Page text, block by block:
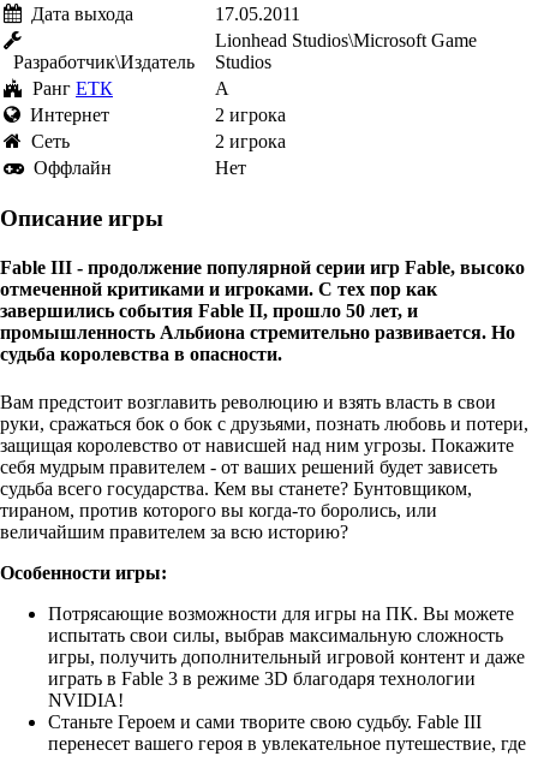
Дата выхода
17.05.2011
Разработчик\Издатель
Lionhead Studios\Microsoft Game
Studios
Ранг ЕТК
A
Интернет
2 игрока
Cеть
2 игрока
Оффлайн
Нет
Описание игры
Fable III - продолжение популярной серии игр Fable, высоко
отмеченной критиками и игроками. С тех пор как
завершились события Fable II, прошло 50 лет, и
промышленность Альбиона стремительно развивается. Но
судьба королевства в опасности.
Вам предстоит возглавить революцию и взять власть в свои
руки, сражаться бок о бок с друзьями, познать любовь и потери,
защищая королевство от нависшей над ним угрозы. Покажите
себя мудрым правителем - от ваших решений будет зависеть
судьба всего государства. Кем вы станете? Бунтовщиком,
тираном, против которого вы когда-то боролись, или
величайшим правителем за всю историю?
Особенности игры:
Потрясающие возможности для игры на ПК. Вы можете
испытать свои силы, выбрав максимальную сложность
игры, получить дополнительный игровой контент и даже
играть в Fable 3 в режиме 3D благодаря технологии
NVIDIA!
Станьте Героем и сами творите свою судьбу. Fable III
перенесет вашего героя в увлекательное путешествие, где